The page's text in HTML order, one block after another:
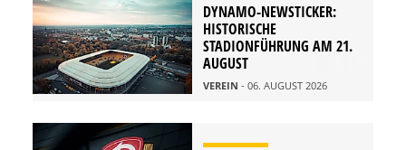
DYNAMO-NEWSTICKER:
HISTORISCHE
STADIONFÜHRUNG AM 21.
AUGUST
VEREIN - 06. AUGUST 2026